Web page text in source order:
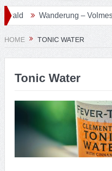
Wanderung – Volmeschatz
HOME TONIC WATER
Tonic Water